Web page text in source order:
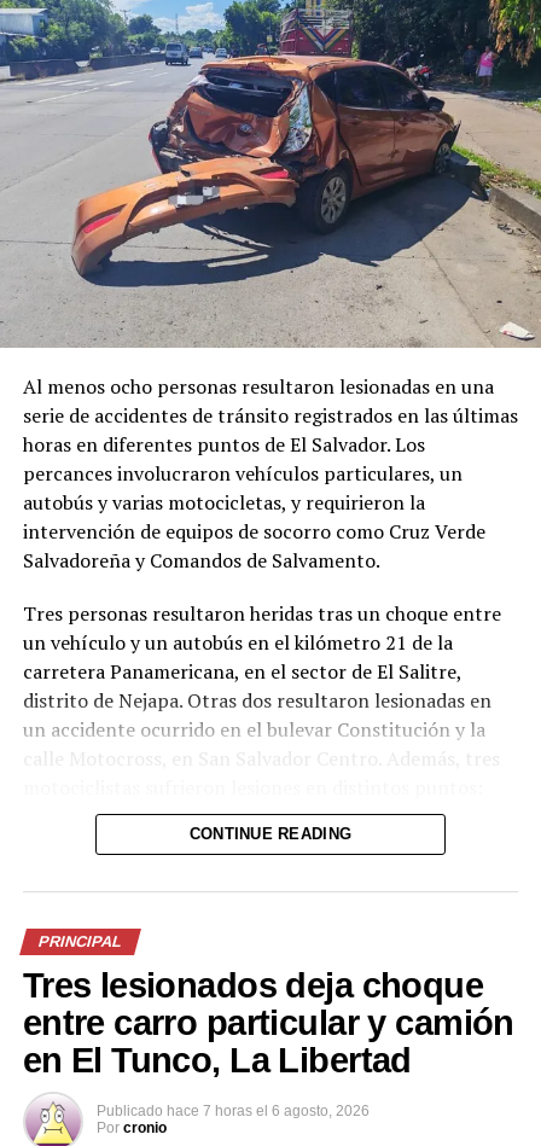
Al menos ocho personas resultaron lesionadas en una
serie de accidentes de tránsito registrados en las últimas
horas en diferentes puntos de El Salvador. Los
percances involucraron vehículos particulares, un
autobús y varias motocicletas, y requirieron la
intervención de equipos de socorro como Cruz Verde
Salvadoreña y Comandos de Salvamento.
Tres personas resultaron heridas tras un choque entre
un vehículo y un autobús en el kilómetro 21 de la
carretera Panamericana, en el sector de El Salitre,
distrito de Nejapa. Otras dos resultaron lesionadas en
un accidente ocurrido en el bulevar Constitución y la
calle Motocross, en San Salvador Centro. Además, tres
uno en el kilómetro 17 de la Panamericana (sector La
Flecha, San Martín), otro en el kilómetro 36½ de la
Los socorristas estabilizaron a las víctimas en el lugar y
las trasladaron a centros asistenciales para continuar
con la atención médica. Las autoridades insisten en la
necesidad de extremar precauciones al volante,
especialmente durante el período vacacional, cuando
aumenta el flujo vehicular en las principales carreteras
del país.
CONTINUE READING
PRINCIPAL
Tres lesionados deja choque
entre carro particular y camión
en El Tunco, La Libertad
Publicado hace 7 horas el 6 agosto, 2026
Por cronio